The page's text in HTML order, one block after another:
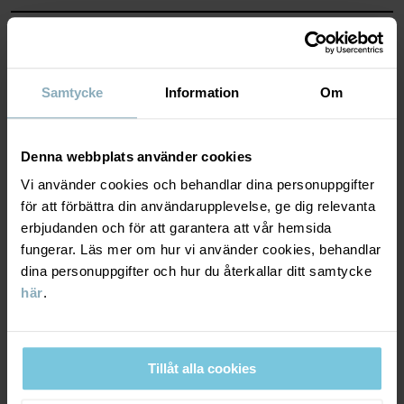
Samtycke Information Om
Denna webbplats använder cookies
Vi använder cookies och behandlar dina personuppgifter
för att förbättra din användarupplevelse, ge dig relevanta
erbjudanden och för att garantera att vår hemsida
fungerar. Läs mer om hur vi använder cookies, behandlar
dina personuppgifter och hur du återkallar ditt samtycke
här.
Tillåt alla cookies
Tillverkningsland:Kina
Läs mer
Material
95% Cotton Organic
Skötselråd
TVÄTT
40°C maskintvätt varm
Ej blekning
Strykning medeltemperatur
HÅLLBARHET
LEVERANS & RETUR
Leverans & retur
Leverans
kassan visas de tillgängliga leveransalternativ baserat på vilket
postnummer som ordern ska levereras till.
DU KANSKE OCKSÅ GILLAR